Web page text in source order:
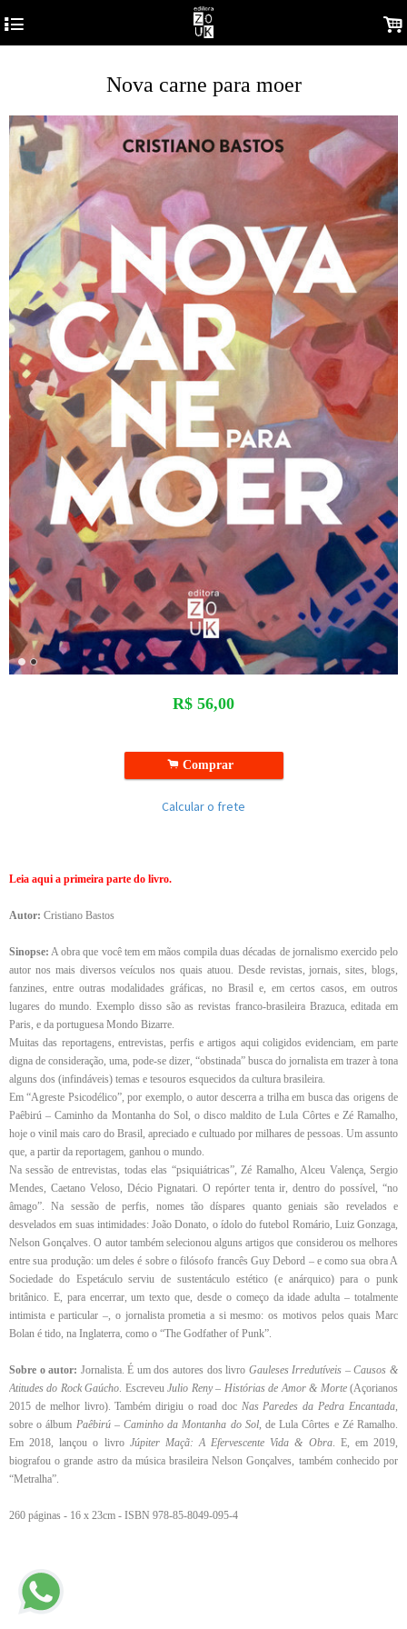
4 .
Nova carne para moer
R$ 56,00
.Comprar
Calcular o frete
Leia aqui a primeira parte do livro.
Autor: Cristiano Bastos
Sinopse: A obra que você tem em mãos compila duas décadas de jornalismo exercido pelo
autor nos mais diversos veículos nos quais atuou. Desde revistas, jornais, sites, blogs,
fanzines, entre outras modalidades gráficas, no Brasil e, em certos casos, em outros
lugares do mundo. Exemplo disso são as revistas franco-brasileira Brazuca, editada em
Paris, e da portuguesa Mondo Bizarre.
Muitas das reportagens, entrevistas, perfis e artigos aqui coligidos evidenciam, em parte
digna de consideração, uma, pode-se dizer, “obstinada” busca do jornalista em trazer à tona
alguns dos (infindáveis) temas e tesouros esquecidos da cultura brasileira.
Em “Agreste Psicodélico”, por exemplo, o autor descerra a trilha em busca das origens de
Paêbirú – Caminho da Montanha do Sol, o disco maldito de Lula Côrtes e Zé Ramalho,
hoje o vinil mais caro do Brasil, apreciado e cultuado por milhares de pessoas. Um assunto
que, a partir da reportagem, ganhou o mundo.
Na sessão de entrevistas, todas elas “psiquiátricas”, Zé Ramalho, Alceu Valença, Sergio
Mendes, Caetano Veloso, Décio Pignatari. O repórter tenta ir, dentro do possível, “no
âmago”. Na sessão de perfis, nomes tão díspares quanto geniais são revelados e
desvelados em suas intimidades: João Donato, o ídolo do futebol Romário, Luiz Gonzaga,
Nelson Gonçalves. O autor também selecionou alguns artigos que considerou os melhores
entre sua produção: um deles é sobre o filósofo francês Guy Debord – e como sua obra A
Sociedade do Espetáculo serviu de sustentáculo estético (e anárquico) para o punk
britânico. E, para encerrar, um texto que, desde o começo da idade adulta – totalmente
intimista e particular –, o jornalista prometia a si mesmo: os motivos pelos quais Marc
Bolan é tido, na Inglaterra, como o “The Godfather of Punk”.
Sobre o autor: Jornalista. É um dos autores dos livro Gauleses Irredutíveis – Causos &
Atitudes do Rock Gaúcho. EscreveuJulio Reny – Histórias de Amor & Morte(Açorianos
2015 de melhor livro). Também dirigiu o road doc Nas Paredes da Pedra Encantada,
sobre o álbum Paêbirú – Caminho da Montanha do Sol, de Lula Côrtes e Zé Ramalho.
Em 2018, lançou o livro Júpiter Maçã: A Efervescente Vida & Obra. E, em 2019,
biografou o grande astro da música brasileira Nelson Gonçalves, também conhecido por
“Metralha”.
260 páginas - 16 x 23cm - ISBN 978-85-8049-095-4